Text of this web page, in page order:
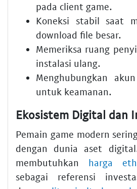
pada client game.
Koneksi stabil saat
download file besar.
Memeriksa ruang
instalasi ulang.
Menghubungkan
untuk keamanan.
Ekosistem Digital dan
Pemain game modern
dengan dunia aset
membutuhkan harga
sebagai referensi